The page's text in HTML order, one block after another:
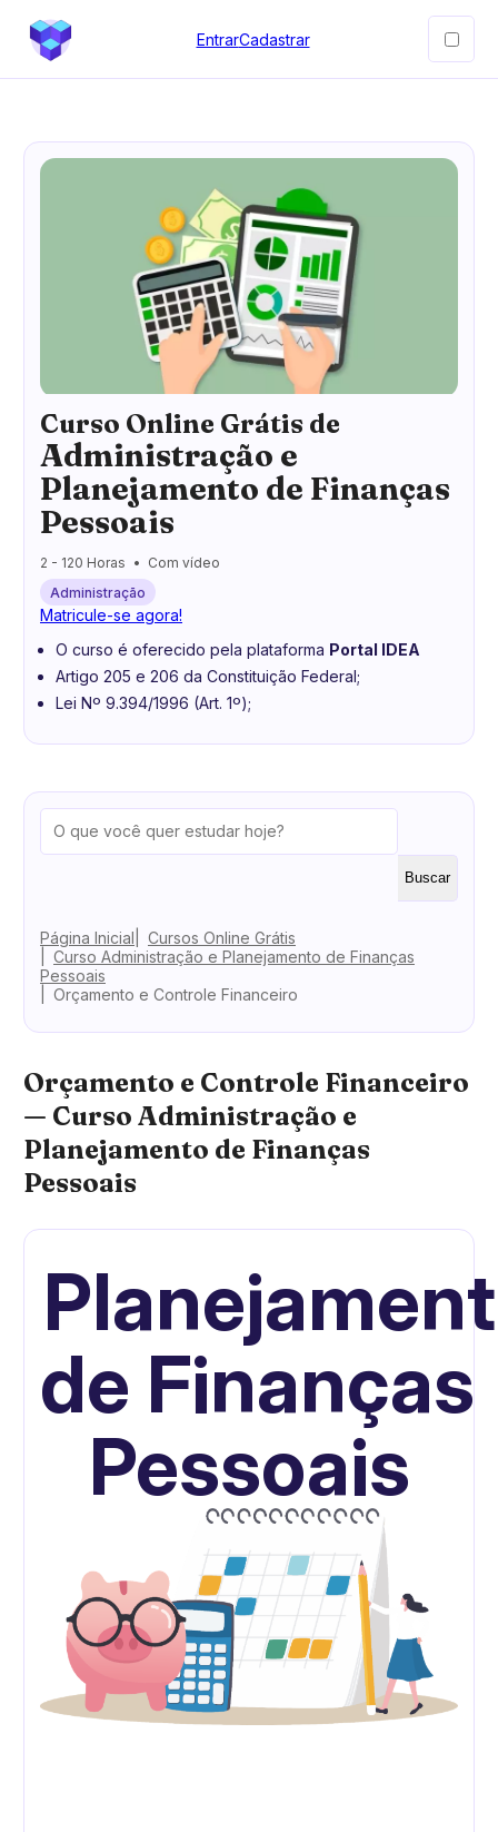
EntrarCadastrar
Curso Online Grátis de
Administração e
Planejamento de Finanças
Pessoais
2 - 120 Horas
Com vídeo
Administração
Matricule-se agora!
O curso é oferecido pela plataforma Portal IDEA
Artigo 205 e 206 da Constituição Federal;
Lei Nº 9.394/1996 (Art. 1º);
Buscar
Página Inicial
Cursos Online Grátis
Curso Administração e Planejamento de Finanças
Pessoais
Orçamento e Controle Financeiro
Orçamento e Controle Financeiro
— Curso Administração e
Planejamento de Finanças
Pessoais
de Finanças
Pessoais